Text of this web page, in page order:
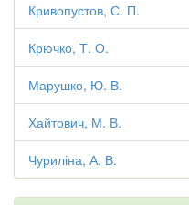
Кривопустов, С. П.
Крючко, Т. О.
Марушко, Ю. В.
Хайтович, М. В.
Чуриліна, А. В.